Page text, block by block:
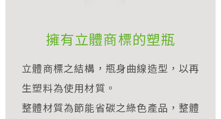
擁有立體商標的塑瓶
立體商標之結構，瓶身曲線造型，以再
生塑料為使用材質。
整體材質為節能省碳之綠色產品，整體